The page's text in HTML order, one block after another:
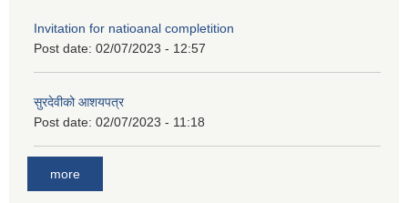
Invitation for natioanal completition
Post date: 02/07/2023 - 12:57
सुरदेवीको आशयपत्र
Post date: 02/07/2023 - 11:18
more